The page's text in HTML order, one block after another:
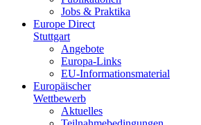
Jobs & Praktika
Europe Direct
Stuttgart
Angebote
Europa-Links
EU-Informationsmaterial
Europäischer
Wettbewerb
Aktuelles